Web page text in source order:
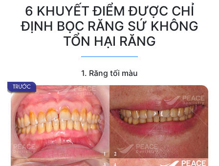
6 KHUYẾT ĐIỂM ĐƯỢC CHỈ
ĐỊNH BỌC RĂNG SỨ KHÔNG
TỔN HẠI RĂNG
1. Răng tối màu